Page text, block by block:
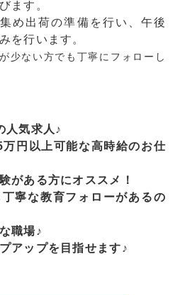
ます。
め出荷の準備を行い、午後
を行います。
少ない方でも丁寧にフォローし
人気求人♪
円以上可能な高時給のお仕
がある方にオススメ！
寧な教育フォローがあるの
職場♪
アップを目指せます♪